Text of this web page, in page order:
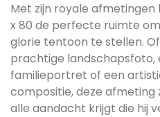
Met zijn royale
x 80 de perfecte ruimte
glorie tentoon te stellen.
prachtige landschapsfoto,
familieportret of een
compositie, deze
alle aandacht krijgt die hij